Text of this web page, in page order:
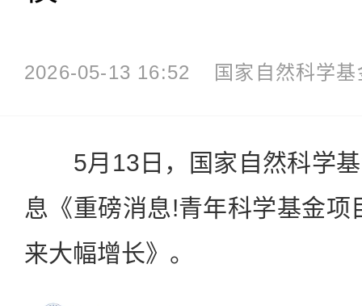
2026-05-13 16:52 国家自然科学
5月13日，国家自然科学基
息《重磅消息!青年科学基金项
来大幅增长》。